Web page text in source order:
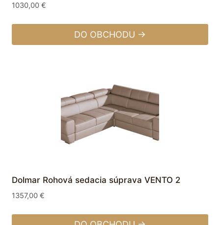
1030,00 €
DO OBCHODU →
Dolmar Rohová sedacia súprava VENTO 2
1357,00 €